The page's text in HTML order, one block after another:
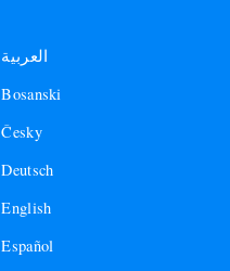
العربية
Bosanski
Česky
Deutsch
English
Español